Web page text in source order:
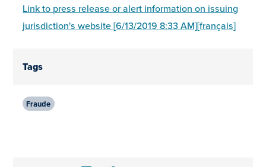
Link to press release or alert information on issuing
jurisdiction's website [6/13/2019 8:33 AM][français]
Tags
Fraude